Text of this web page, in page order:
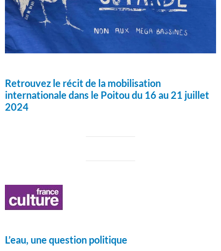
Retrouvez le récit de la mobilisation
internationale dans le Poitou du 16 au 21 juillet
2024
L’eau, une question politique